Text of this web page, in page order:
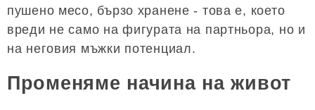
пушено месо, бързо хранене - това е, което
вреди не само на фигурата на партньора, но и
на неговия мъжки потенциал.
Променяме начина на живот